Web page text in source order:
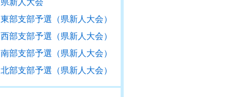
県新人大会
東部支部予選（県新人大会）
西部支部予選（県新人大会）
南部支部予選（県新人大会）
北部支部予選（県新人大会）